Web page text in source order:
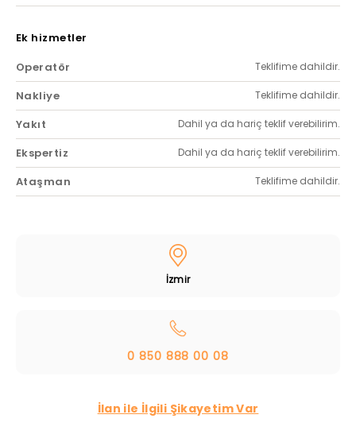
Ek hizmetler
Operatör
Teklifime dahildir.
Nakliye Teklifime dahildir.
Yakıt Dahil ya da hariç teklif verebilirim.
Ekspertiz Dahil ya da hariç teklif verebilirim.
Ataşman Teklifime dahildir.
İzmir
0 850 888 00 08
İlan ile İlgili Şikayetim Var